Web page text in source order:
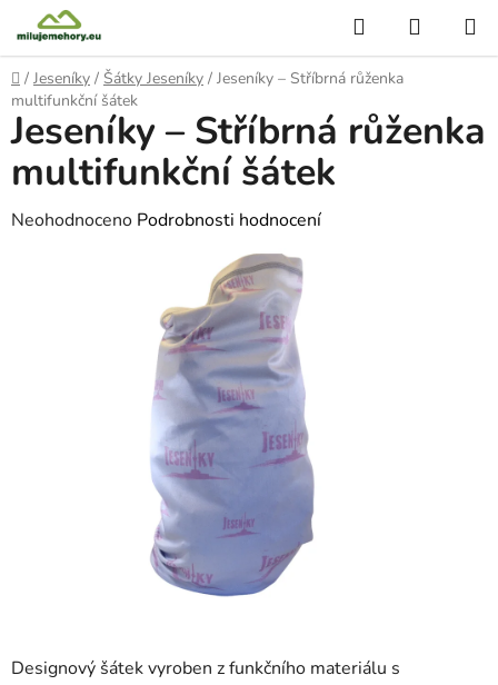
na
obsah
Hledat
KOŠÍK
Domů
/ Jeseníky / Šátky Jeseníky / Jeseníky – Stříbrná růženka
multifunkční šátek
Designový šátek vyroben z funkčního materiálu s
Jeseníky – Stříbrná růženka
multifunkční šátek
Průměrné
Neohodnoceno Podrobnosti hodnocení